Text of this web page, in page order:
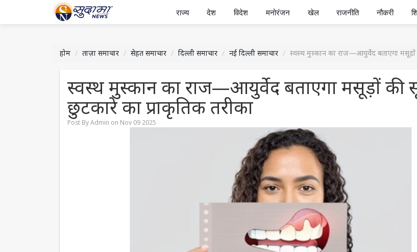
राज्य देश विदेश मनोरंजन खेल राजनीति नौकरी
होम ताज़ा समाचार सेहत समाचार दिल्ली समाचार नई दिल्ली समाचार स्वस्थ मुस्कान का राज—आयुर्वेद बताएगा
स्वस्थ मुस्कान का राज—आयुर्वेद बताएगा मसूड़ों
छुटकारे का प्राकृतिक तरीका
Post By Admin on Nov 09 2025